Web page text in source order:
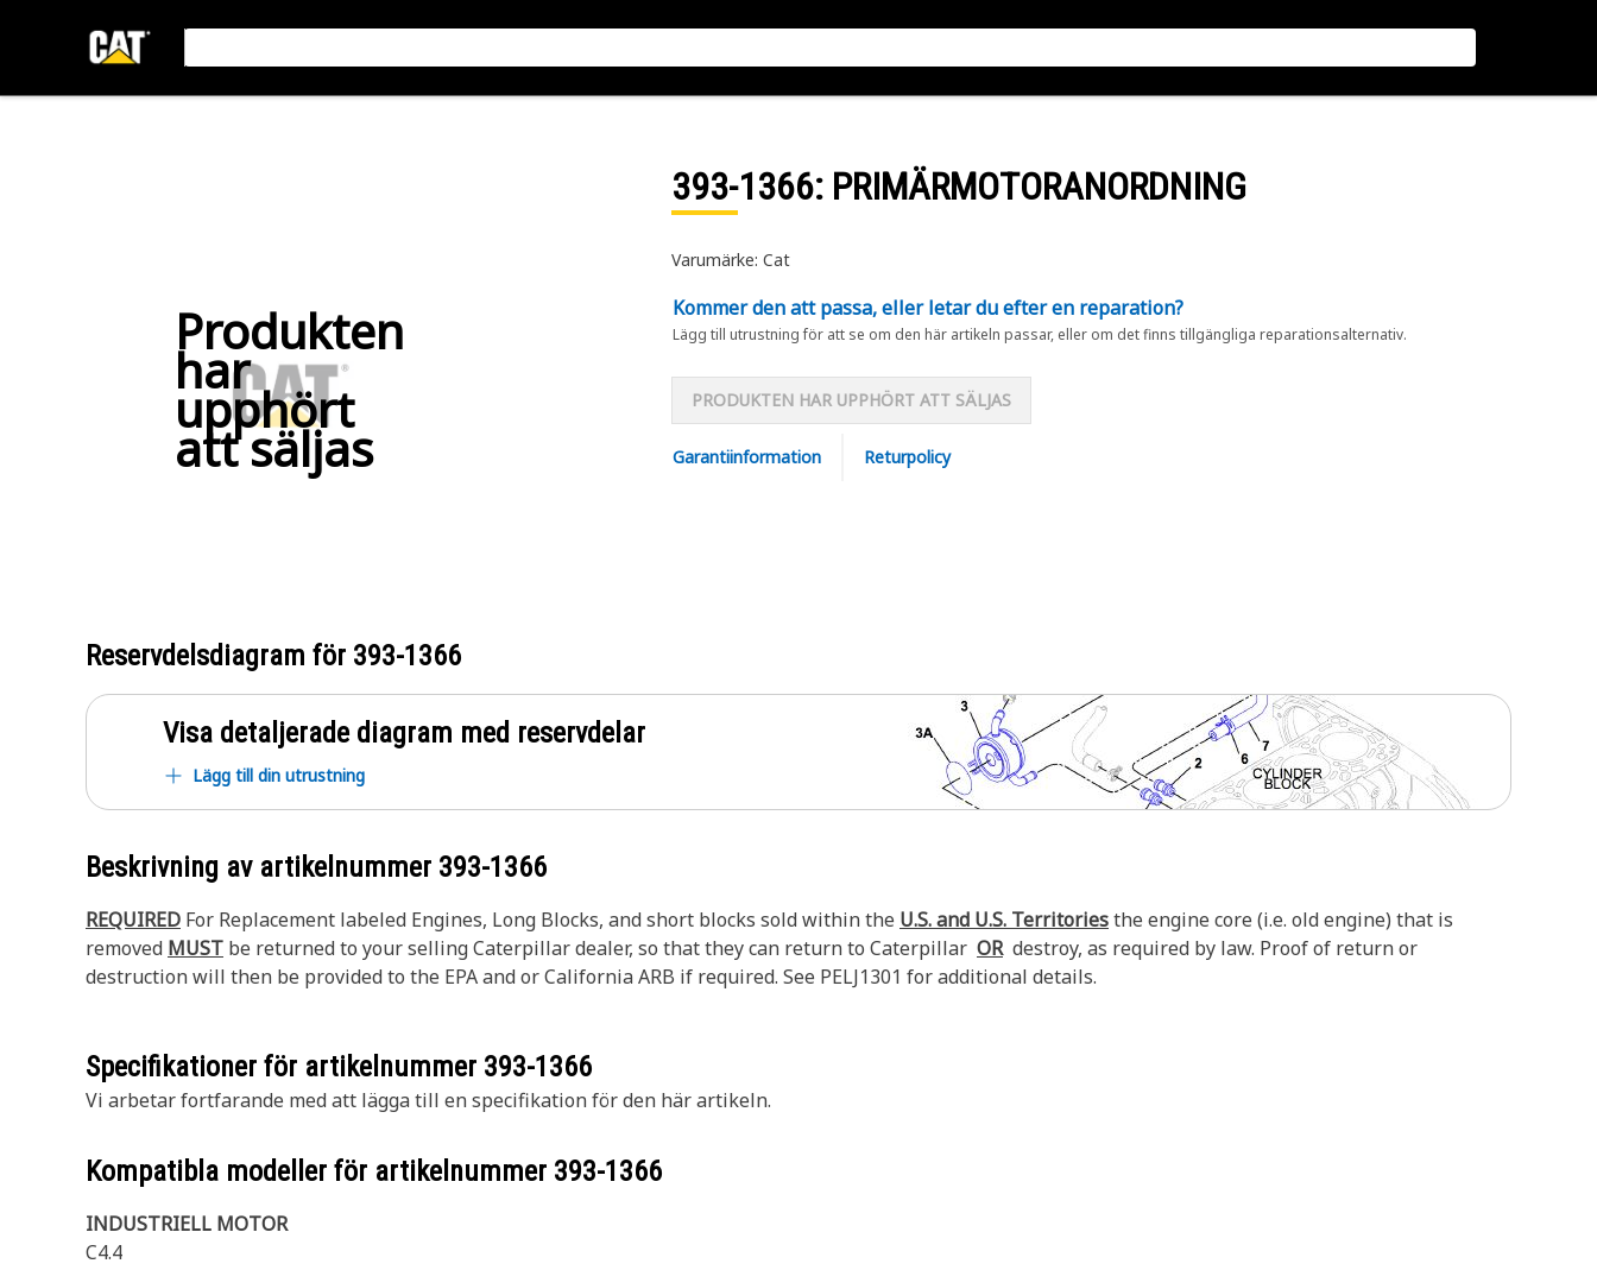
Produkten
har
upphört
att säljas
393-1366: PRIMÄRMOTORANORDNING
Varumärke: Cat
Kommer den att passa, eller letar du efter en reparation?
Lägg till utrustning för att se om den här artikeln passar, eller om det finns tillgängliga reparationsalternativ.
PRODUKTEN HAR UPPHÖRT ATT SÄLJAS
Garantiinformation Returpolicy
Reservdelsdiagram för 393-1366
Visa detaljerade diagram med reservdelar
Lägg till din utrustning
Beskrivning av artikelnummer 393-1366
REQUIRED For Replacement labeled Engines, Long Blocks, and short blocks sold within the U.S. and U.S. Territoriesthe engine core (i.e. old engine) that is
removed MUST be returned to your selling Caterpillar dealer, so that they can return to Caterpillar ORdestroy, as required by law. Proof of return or
destruction will then be provided to the EPA and or California ARB if required. See PELJ1301 for additional details.
Specifikationer för artikelnummer 393-1366
Vi arbetar fortfarande med att lägga till en specifikation för den här artikeln.
Kompatibla modeller för artikelnummer 393-1366
INDUSTRIELL MOTOR
C4.4